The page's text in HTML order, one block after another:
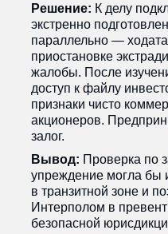
Решение: К делу
экстренно
параллельно —
приостановке
жалобы. После
доступ к файлу
признаки чисто
акционеров.
залог.
Вывод: Проверка по
упреждение могла бы
в транзитной зоне и
Интерполом в
безопасной